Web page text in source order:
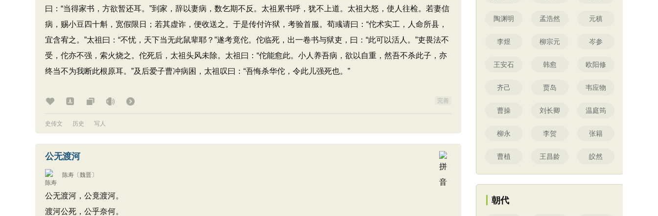
曰：“当得家书，方欲暂还耳。”到家，辞以妻病，数乞期不反。太祖累书呼，犹不上道。太祖大怒，使人往检。若妻信
病，赐小豆四十斛，宽假限日；若其虚诈，便收送之。于是传付许狱，考验首服。荀彧请曰：“佗术实工，人命所县，
宜含宥之。”太祖曰：“不忧，天下当无此鼠辈耶？”遂考竟佗。佗临死，出一卷书与狱吏，曰：“此可以活人。”吏畏法不
受，佗亦不强，索火烧之。佗死后，太祖头风未除。太祖曰：“佗能愈此。小人养吾病，欲以自重，然吾不杀此子，亦
终当不为我断此根原耳。”及后爱子曹冲病困，太祖叹曰：“吾悔杀华佗，令此儿强死也。”
完善
史传文 历史 写人
公无渡河
陈寿 〔魏晋〕
公无渡河，公竟渡河。
渡河公死，公乎奈何。
陶渊明 孟浩然 元稹
李煜 柳宗元 岑参
王安石 韩愈 欧阳修
齐己 贾岛 韦应物
曹操 刘长卿 温庭筠
柳永 李贺 张籍
曹植 王昌龄 皎然
朝代